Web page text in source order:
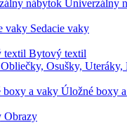
Univerzálny
Sedacie vaky
Bytový textil
Obliečky, Osušky, Uteráky,
Úložné boxy
Obrazy